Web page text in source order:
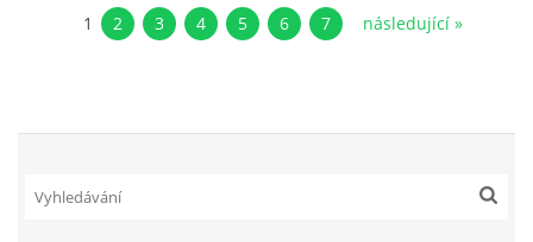
1 2 3 4 5 6 7 následující »